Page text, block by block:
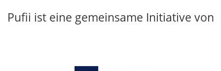
Pufii ist eine gemeinsame Initiative von